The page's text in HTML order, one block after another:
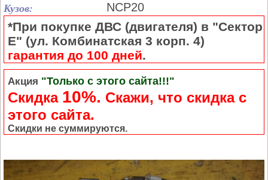
Кузов: NCP20
*При покупке ДВС (двигателя) в "Сектор
Е" (ул. Комбинатская 3 корп. 4)
гарантия до 100 дней.
Акция "Только с этого сайта!!!"
Скидка 10%. Cкажи, что скидка с
этого сайта.
Скидки не суммируются.